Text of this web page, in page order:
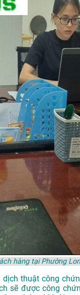
hàng tại Phường
thuật công
sẽ được công